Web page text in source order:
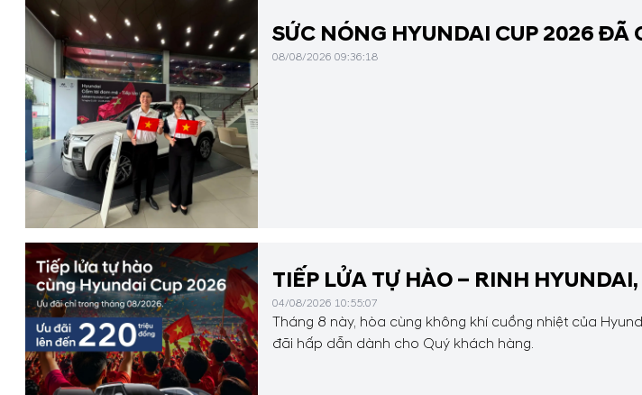
SỨC NÓNG HYUNDAI CUP 2026 ĐÃ
08/08/2026 09:36:18
TIẾP LỬA TỰ HÀO – RINH
04/08/2026 10:55:07
Tháng 8 này, hòa cùng không khí cuồng nhiệt của
đãi hấp dẫn dành cho Quý khách hàng.